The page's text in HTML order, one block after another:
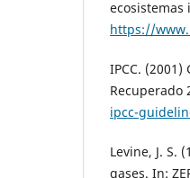
ecosistemas
https://
IPCC.
Recuperado
ipcc-
Levine, J. S.
gases. In: